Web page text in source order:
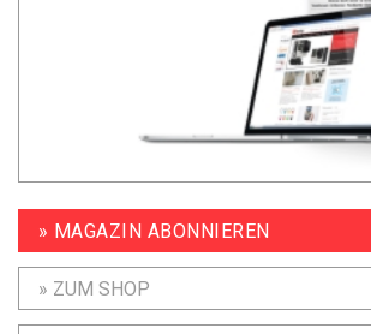
» MAGAZIN ABONNIEREN
» ZUM SHOP